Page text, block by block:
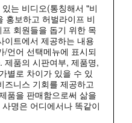
는 비디오(통칭해서 "비
홍보하고 허벌라이프 비
회원들을 돕기 위한 목
이트에서 제공하는 내용
/언어 선택메뉴에 표시되
제품의 시판여부, 제품명,
별로 차이가 있을 수 있
즈니스 기회를 제공하고
품을 판매함으로써 삶을
명은 어디에서나 똑같이
1:15
건강 루틴
모두 보기